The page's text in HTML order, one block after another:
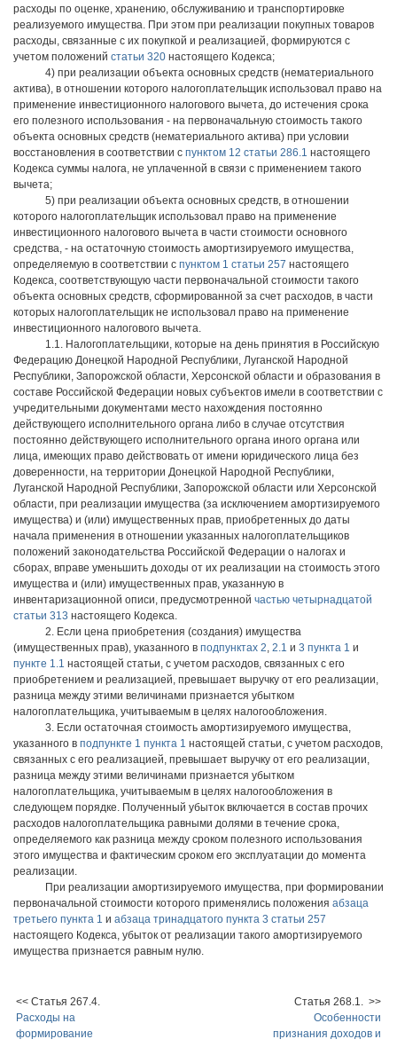
расходы по оценке, хранению, обслуживанию и транспортировке
реализуемого имущества. При этом при реализации покупных товаров
расходы, связанные с их покупкой и реализацией, формируются с
учетом положений статьи 320 настоящего Кодекса;
4) при реализации объекта основных средств (нематериального
актива), в отношении которого налогоплательщик использовал право на
применение инвестиционного налогового вычета, до истечения срока
его полезного использования - на первоначальную стоимость такого
объекта основных средств (нематериального актива) при условии
восстановления в соответствии с пунктом 12 статьи 286.1 настоящего
Кодекса суммы налога, не уплаченной в связи с применением такого
вычета;
5) при реализации объекта основных средств, в отношении
которого налогоплательщик использовал право на применение
инвестиционного налогового вычета в части стоимости основного
средства, - на остаточную стоимость амортизируемого имущества,
определяемую в соответствии с пунктом 1 статьи 257 настоящего
Кодекса, соответствующую части первоначальной стоимости такого
объекта основных средств, сформированной за счет расходов, в части
которых налогоплательщик не использовал право на применение
инвестиционного налогового вычета.
1.1. Налогоплательщики, которые на день принятия в Российскую
Федерацию Донецкой Народной Республики, Луганской Народной
Республики, Запорожской области, Херсонской области и образования в
составе Российской Федерации новых субъектов имели в соответствии с
учредительными документами место нахождения постоянно
действующего исполнительного органа либо в случае отсутствия
постоянно действующего исполнительного органа иного органа или
лица, имеющих право действовать от имени юридического лица без
доверенности, на территории Донецкой Народной Республики,
Луганской Народной Республики, Запорожской области или Херсонской
области, при реализации имущества (за исключением амортизируемого
имущества) и (или) имущественных прав, приобретенных до даты
начала применения в отношении указанных налогоплательщиков
положений законодательства Российской Федерации о налогах и
сборах, вправе уменьшить доходы от их реализации на стоимость этого
имущества и (или) имущественных прав, указанную в
инвентаризационной описи, предусмотренной частью четырнадцатой
статьи 313 настоящего Кодекса.
2. Если цена приобретения (создания) имущества
(имущественных прав), указанного в подпунктах 2, 2.1 и 3 пункта 1 и
пункте 1.1 настоящей статьи, с учетом расходов, связанных с его
приобретением и реализацией, превышает выручку от его реализации,
разница между этими величинами признается убытком
налогоплательщика, учитываемым в целях налогообложения.
3. Если остаточная стоимость амортизируемого имущества,
указанного в подпункте 1 пункта 1 настоящей статьи, с учетом расходов,
связанных с его реализацией, превышает выручку от его реализации,
разница между этими величинами признается убытком
налогоплательщика, учитываемым в целях налогообложения в
следующем порядке. Полученный убыток включается в состав прочих
расходов налогоплательщика равными долями в течение срока,
определяемого как разница между сроком полезного использования
этого имущества и фактическим сроком его эксплуатации до момента
реализации.
При реализации амортизируемого имущества, при формировании
первоначальной стоимости которого применялись положения абзаца
третьего пункта 1 и абзаца тринадцатого пункта 3 статьи 257
настоящего Кодекса, убыток от реализации такого амортизируемого
имущества признается равным нулю.
<< Статья 267.4.
Расходы на
формирование
Статья 268.1. >>
Особенности
признания доходов и